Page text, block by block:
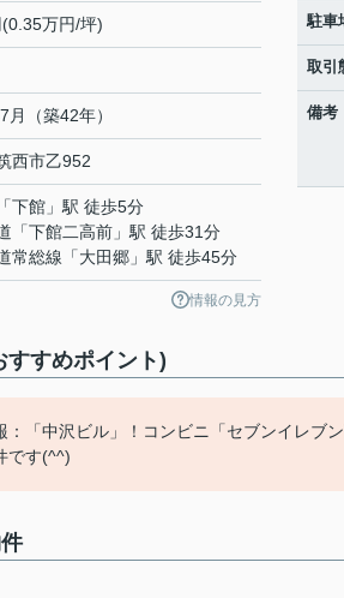
万円/坪)
月（築42年）
西市乙952
「下館 」駅 徒歩5分
「下館二高前 」駅 徒歩31分
常総線 「大田郷 」駅 徒歩45分
情報の見方
駐車
取引
備考
すすめポイント)
：「中沢ビル」！コンビニ「セブンイレブ
です(^^)